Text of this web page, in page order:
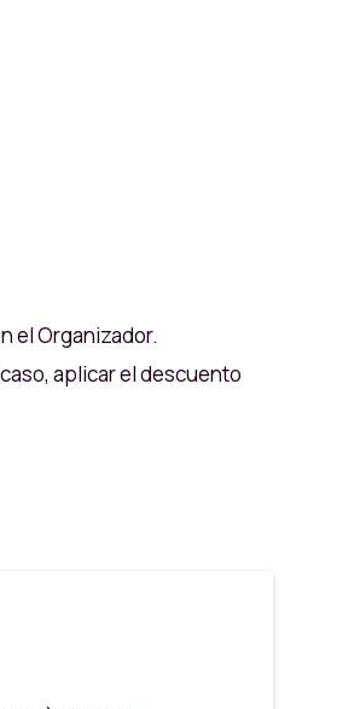
el Organizador.
aplicar el descuento